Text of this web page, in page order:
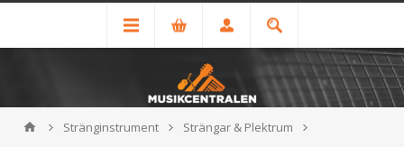
Stränginstrument
Strängar & Plektrum